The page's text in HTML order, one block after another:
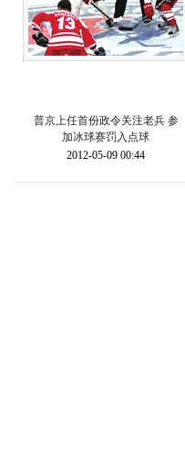
普京上任首份政令关注老兵 参
加冰球赛罚入点球
2012-05-09 00:44